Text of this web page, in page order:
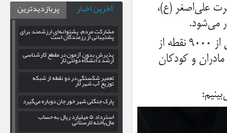
علی‌اصغر (ع)،
می‌شود.
مراسم امسال نیز با شعار «ایران حسین، تا ابد پیروز است» در بیش از ۹۰۰۰ نقطه از
و کودکان
آخرین اخبار پربازدیدترین
مشارکت مردم، پشتوانه‌ای ارزشمند برای
پشتیبانی از رزمندگان است
پذیرش بدون آزمون در مقطع کارشناسی
ارشد دانشگاه دولتی لار
تعمیر شکستگی در دو نقطه از شبکه
توزیع آب شهر لار
پارک جنگلی شهر خور جان دوباره می‌گیرد
استرداد ۵ میلیارد ریال به حسابمال‌باخته لارستانی